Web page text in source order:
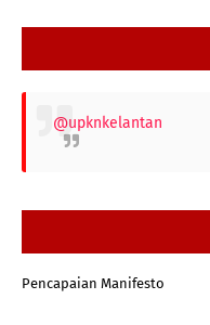
@upknkelantan
Pencapaian Manifesto